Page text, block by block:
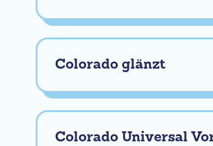
Colorado glänzt
Colorado Universal